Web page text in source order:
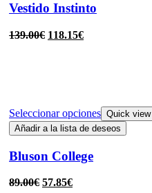
Vestido Instinto
139.00€ 118.15€
Seleccionar opciones Quick view
Añadir a la lista de deseos
Bluson College
89.00€ 57.85€